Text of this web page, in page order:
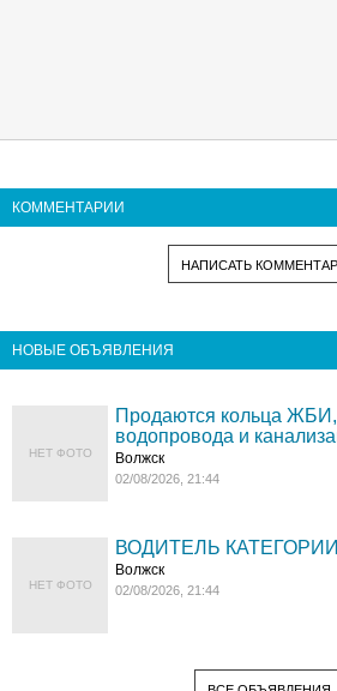
КОММЕНТАРИИ
НАПИСАТЬ
НОВЫЕ ОБЪЯВЛЕНИЯ
НЕТ ФОТО
Продаются кольца ЖБИ,
водопровода и
Волжск
02/08/2026, 21:44
НЕТ ФОТО
ВОДИТЕЛЬ
Волжск
02/08/2026, 21:44